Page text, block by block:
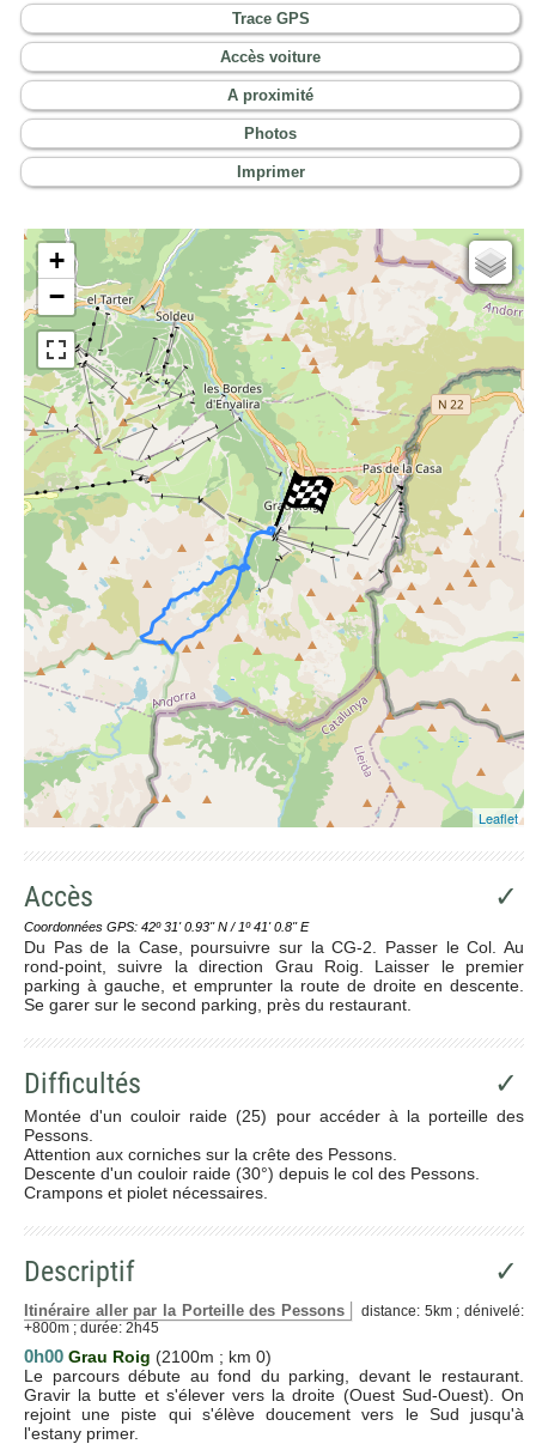
Trace GPS
Accès voiture
A proximité
Photos
Imprimer
+
−
Cartes IGN
Open Topo Map
Open Street Map
ESRI Word Imagery
Photographies aériennes
Leaflet
Accès ✓
Coordonnées GPS: 42º 31' 0.93'' N / 1º 41' 0.8'' E
Du Pas de la Case, poursuivre sur la CG-2. Passer le Col. Au
rond-point, suivre la direction Grau Roig. Laisser le premier
parking à gauche, et emprunter la route de droite en descente.
Se garer sur le second parking, près du restaurant.
Difficultés ✓
Montée d'un couloir raide (25) pour accéder à la porteille des
Pessons.
Attention aux corniches sur la crête des Pessons.
Descente d'un couloir raide (30°) depuis le col des Pessons.
Crampons et piolet nécessaires.
Descriptif ✓
Itinéraire aller par la Porteille des Pessons
distance: 5km ; dénivelé:
+800m ; durée: 2h45
0h00 Grau Roig (2100m ; km 0)
Le parcours débute au fond du parking, devant le restaurant.
Gravir la butte et s'élever vers la droite (Ouest Sud-Ouest). On
rejoint une piste qui s'élève doucement vers le Sud jusqu'à
l'estany primer.